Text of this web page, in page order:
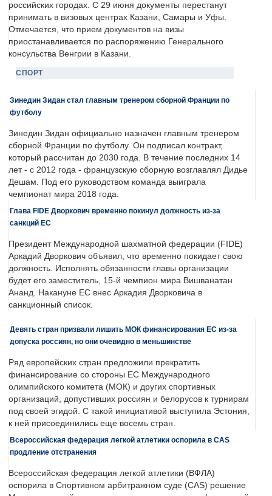
российских городах. С 29 июня документы перестанут
принимать в визовых центрах Казани, Самары и Уфы.
Отмечается, что прием документов на визы
приостанавливается по распоряжению Генерального
консульства Венгрии в Казани.
СПОРТ
Зинедин Зидан стал главным тренером сборной Франции по
футболу
Зинедин Зидан официально назначен главным тренером
сборной Франции по футболу. Он подписал контракт,
который рассчитан до 2030 года. В течение последних 14
лет - с 2012 года - французскую сборную возглавлял Дидье
Дешам. Под его руководством команда выиграла
чемпионат мира 2018 года.
Глава FIDE Дворкович временно покинул должность из-за
санкций ЕС
Президент Международной шахматной федерации (FIDE)
Аркадий Дворкович объявил, что временно покидает свою
должность. Исполнять обязанности главы организации
будет его заместитель, 15-й чемпион мира Вишванатан
Ананд. Накануне ЕС внес Аркадия Дворковича в
санкционный список.
Девять стран призвали лишить МОК финансирования ЕС из-за
допуска россиян, но они очевидно в меньшинстве
Ряд европейских стран предложили прекратить
финансирование со стороны ЕС Международного
олимпийского комитета (МОК) и других спортивных
организаций, допустивших россиян и белорусов к турнирам
под своей эгидой. С такой инициативой выступила Эстония,
к ней присоединились еще восемь стран.
Всероссийская федерация легкой атлетики оспорила в CAS
продление отстранения
Всероссийская федерация легкой атлетики (ВФЛА)
оспорила в Спортивном арбитражном суде (CAS) решение